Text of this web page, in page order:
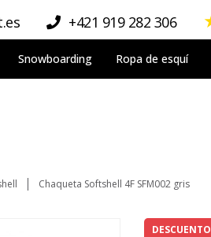
+421 919 282 306
Snowboarding Ropa de esquí
Chaqueta Softshell 4F SFM002 gris